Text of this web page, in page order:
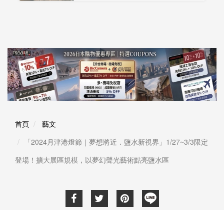
首頁
藝文
「2024月津港燈節｜夢想將近．鹽水新視界」1/27~3/3限定
登場！擴大展區規模，以夢幻聲光藝術點亮鹽水區